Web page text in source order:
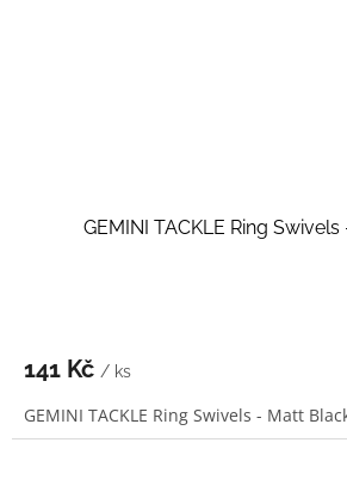
GEMINI TACKLE Ring
141 Kč / ks
GEMINI TACKLE Ring Swivels - Matt